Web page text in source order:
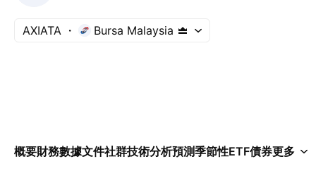
AXIATA Bursa Malaysia
概要財務數據文件社群技術分析預測季節性ETF債券更多